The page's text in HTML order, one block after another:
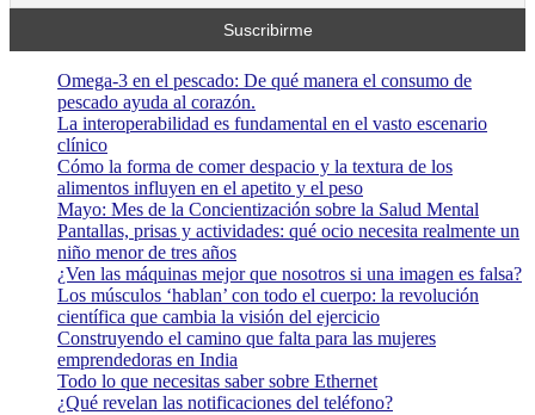
Omega-3 en el pescado: De qué manera el consumo de
pescado ayuda al corazón.
La interoperabilidad es fundamental en el vasto escenario
clínico
Cómo la forma de comer despacio y la textura de los
alimentos influyen en el apetito y el peso
Mayo: Mes de la Concientización sobre la Salud Mental
Pantallas, prisas y actividades: qué ocio necesita realmente un
niño menor de tres años
¿Ven las máquinas mejor que nosotros si una imagen es falsa?
Los músculos ‘hablan’ con todo el cuerpo: la revolución
científica que cambia la visión del ejercicio
Construyendo el camino que falta para las mujeres
emprendedoras en India
Todo lo que necesitas saber sobre Ethernet
¿Qué revelan las notificaciones del teléfono?